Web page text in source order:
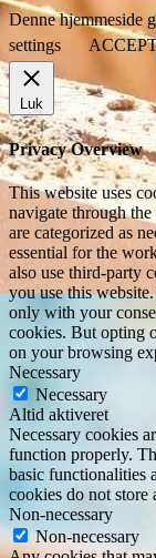
Denne hjemmeside
settings
Luk
Privacy Overview
This website uses
navigate through
are categorized as
essential for the
also use third-party
you use this
only with your
cookies. But opting
on your browsing
Necessary
Necessary
Altid aktiveret
Necessary cookies
function properly.
basic functionalities
cookies do not store
Non-necessary
Non-necessary